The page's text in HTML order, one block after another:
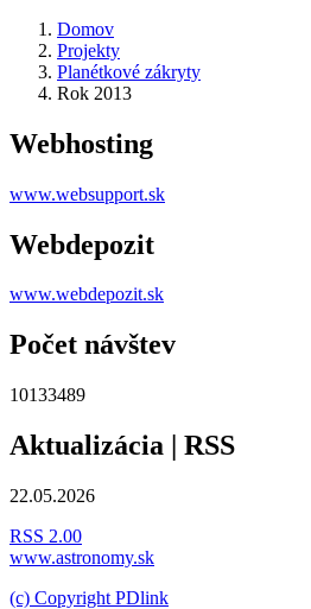
Domov
Projekty
Planétkové zákryty
Rok 2013
Webhosting
www.websupport.sk
Webdepozit
www.webdepozit.sk
Počet návštev
10133489
Aktualizácia | RSS
22.05.2026
RSS 2.00
www.astronomy.sk
(c) Copyright PDlink